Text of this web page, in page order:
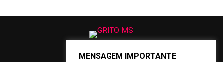
MENSAGEM IMPORTANTE